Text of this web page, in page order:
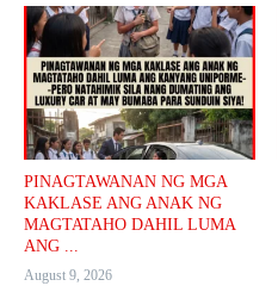
PINAGTAWANAN NG MGA
KAKLASE ANG ANAK NG
MAGTATAHO DAHIL LUMA
ANG ...
August 9, 2026